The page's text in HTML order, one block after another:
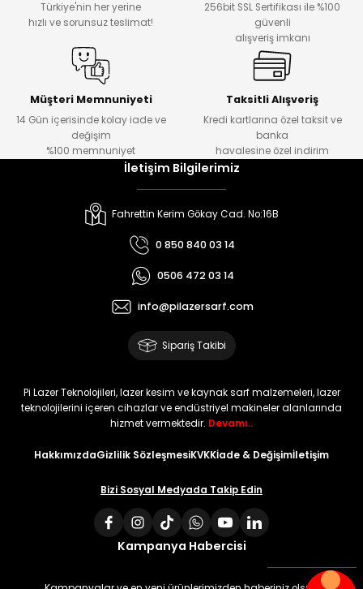
Türkiye'nin her yerine
hızlı ve sorunsuz teslimat!
256bit SSL Sertifikası ile %100
güvenli
alışveriş imkanı
Müşteri Memnuniyeti
14 Gün içerisinde kolay iade ve
değişim
%100 memnuniyet
Taksitli Alışveriş
Kredi kartlarına özel taksit ve
banka
havalesine özel indirim
İletişim Bilgilerimiz
Fahrettin Kerim Gökay Cad. No:16B
0 850 840 03 14
0506 472 03 14
info@pilazersarf.com
Sipariş Takibi
Pi Lazer Teknolojileri, lazer kesim ve kaynak sarf malzemeleri, lazer
teknolojilerini içeren cihazlar ve endüstriyel makineler alanlarında
hizmet vermektedir. Devamı..
HakkımızdaGizlilik SözleşmesiKVKKİade & Değişimİletişim
Bizi Sosyal Medyada Takip Edin
Kampanya Habercisi